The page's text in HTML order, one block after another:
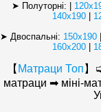
➤ Полуторні: |
140х190
➤ Двоспальні: 150x190
160х200
【 Матраци Топ 】
матраци ➡ міні-